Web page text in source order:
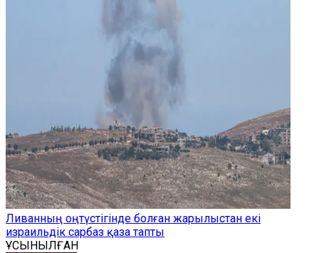
Ливанның оңтүстігінде болған жарылыстан екі
израильдік сарбаз қаза тапты
ҰСЫНЫЛҒАН